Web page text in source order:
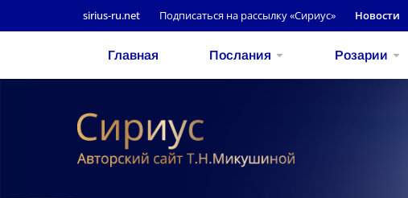
sirius-ru.net Подписаться на рассылку «Сириус» Новости
Главная Послания Розарии